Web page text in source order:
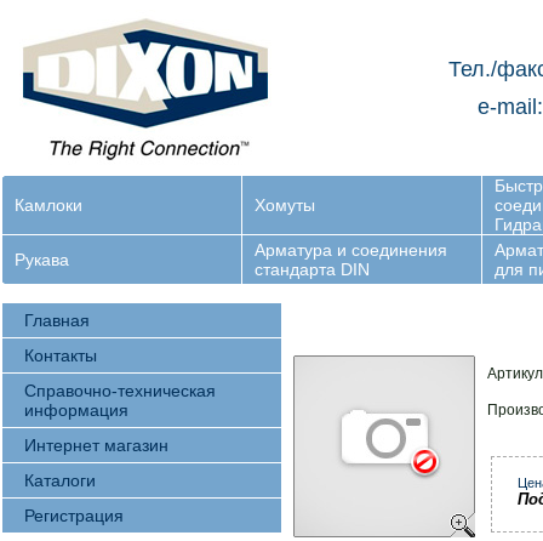
Камлоки Хомуты
Рукава
Арматура и соединения
стандарта DIN
для
Тел./
e-
Главная
Контакты
Справочно-техническая
информация
Интернет магазин
Каталоги
Регистрация